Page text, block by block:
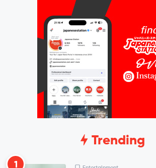
Trending
1